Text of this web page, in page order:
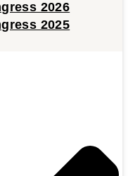
2026
2025